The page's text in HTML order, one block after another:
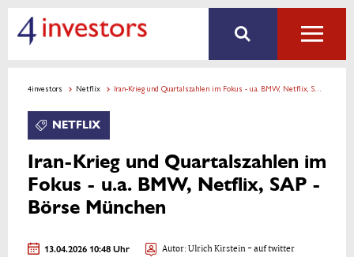
4investors Netflix Iran-Krieg und Quartalszahlen im Fokus - u.a. BMW, Netflix, SAP - Börse München
NETFLIX
Iran-Krieg und Quartalszahlen im
Fokus - u.a. BMW, Netflix, SAP -
Börse München
13.04.2026 10:48 Uhr Autor:Ulrich Kirstein- auf twitter